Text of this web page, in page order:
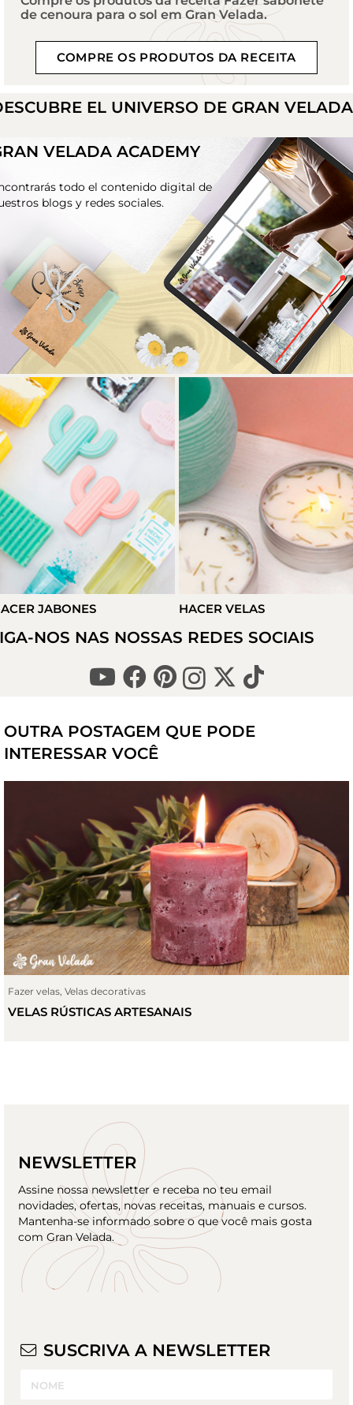
de cenoura para o sol em Gran Velada.
COMPRE OS PRODUTOS DA RECEITA
EL UNIVERSO DE GRAN VELADA
VELADA ACADEMY
todo el contenido digital de
blogs y redes sociales.
JABONES HACER VELAS
NOS NAS NOSSAS REDES SOCIAIS
OUTRA POSTAGEM QUE PODE
INTERESSAR VOCÊ
Fazer velas Velas decorativas
VELAS RÚSTICAS ARTESANAIS
NEWSLETTER
Assine nossa newsletter e receba no teu email
novidades, ofertas, novas receitas, manuais e cursos.
Mantenha-se informado sobre o que você mais gosta
com Gran Velada.
SUSCRIVA A NEWSLETTER